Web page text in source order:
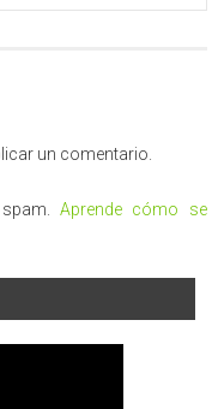
un comentario.
spam.Aprende cómo se